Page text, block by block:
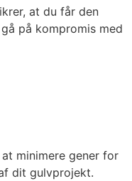
at du får den
på kompromis med
minimere gener for
dit gulvprojekt.